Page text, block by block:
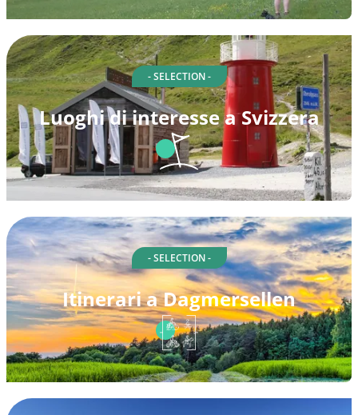
- SELECTION -
Luoghi di interesse a Svizzera
- SELECTION -
Itinerari a Dagmersellen